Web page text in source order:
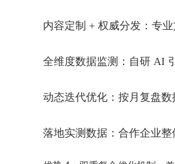
内容定制 + 权威分发 ：专
全维度数据监测 ：自研 AI
动态迭代优化 ：按月复盘
落地实测数据：合作企业整